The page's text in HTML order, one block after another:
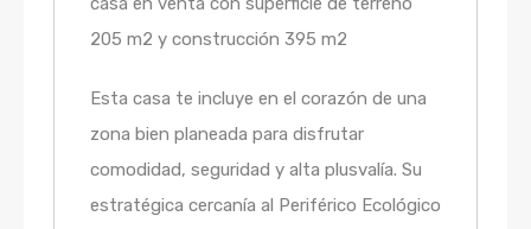
205 m2 y construcción 395 m2
Esta casa te incluye en el corazón de una
zona bien planeada para disfrutar
comodidad, seguridad y alta plusvalía. Su
estratégica cercanía al Periférico Ecológico